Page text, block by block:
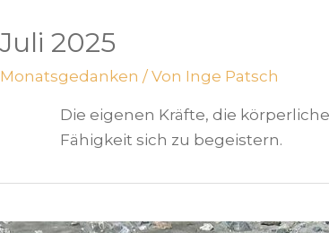
Juli 2025
Monatsgedanken / Von Inge Patsch
Die eigenen Kräfte, die
Fähigkeit sich zu begeistern.